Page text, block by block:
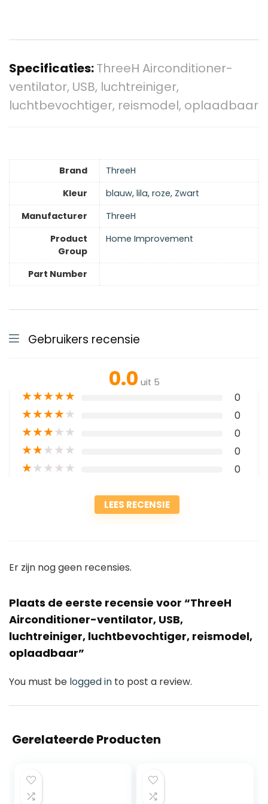
Specificaties:ThreeH Airconditioner-
ventilator, USB, luchtreiniger,
luchtbevochtiger, reismodel, oplaadbaar
Brand
ThreeH
Kleur
blauw, lila, roze, Zwart
Manufacturer
ThreeH
Product
Group
Home Improvement
Part Number
Gebruikers recensie
0.0 uit 5
★★★★★ 0
★★★★★ 0
★★★★★ 0
★★★★★ 0
★★★★★ 0
LEES RECENSIE
Er zijn nog geen recensies.
Plaats de eerste recensie voor “ThreeH
Airconditioner-ventilator, USB,
luchtreiniger, luchtbevochtiger, reismodel,
oplaadbaar”
You must be logged in to post a review.
Gerelateerde Producten